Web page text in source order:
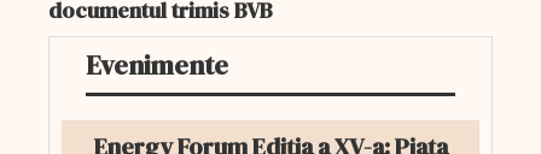
documentul trimis BVB
Evenimente
Energy Forum Ediția a XV-a: Piața